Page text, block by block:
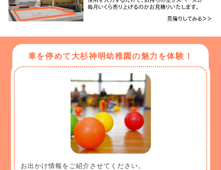
車を停めて大杉神明幼稚園の魅力を体験！
お出かけ情報をご紹介させてください。